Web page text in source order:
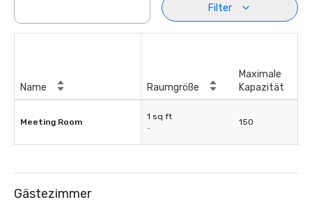
Filter
Name Raumgröße
Maximale
Kapazität
Meeting Room
1 sq ft
-
150
Gästezimmer